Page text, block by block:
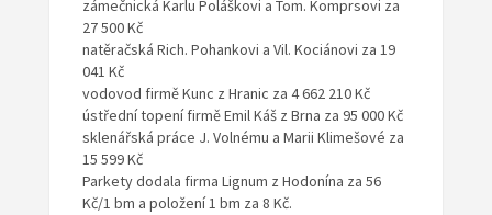
zámečnická Karlu Poláškovi a Tom. Komprsovi za
27 500 Kč
natěračská Rich. Pohankovi a Vil. Kociánovi za 19
041 Kč
vodovod firmě Kunc z Hranic za 4 662 210 Kč
ústřední topení firmě Emil Káš z Brna za 95 000 Kč
sklenářská práce J. Volnému a Marii Klimešové za
15 599 Kč
Parkety dodala firma Lignum z Hodonína za 56
Kč/1 bm a položení 1 bm za 8 Kč.